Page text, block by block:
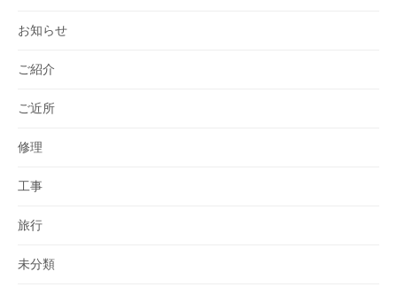
お知らせ
ご紹介
ご近所
修理
工事
旅行
未分類